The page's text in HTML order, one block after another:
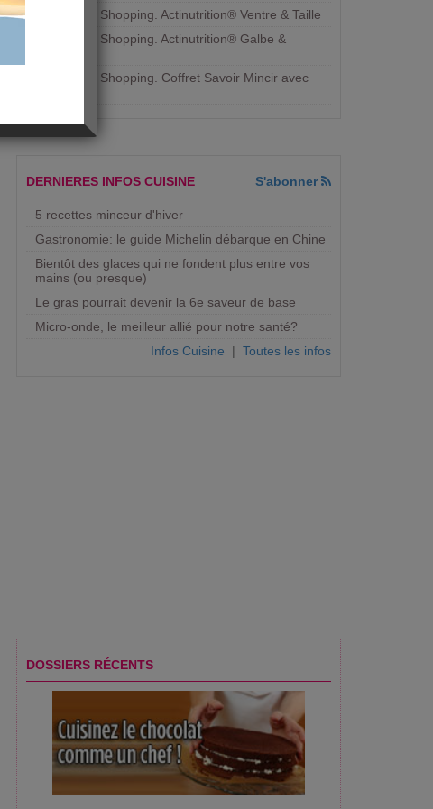
Aujourdhui Shopping. Actinutrition® Ventre & Taille
Aujourdhui Shopping. Actinutrition® Galbe &
Aujourdhui Shopping. ​Coffret Savoir Mincir avec
DERNIERES INFOS CUISINE S'abonner
5 recettes minceur d'hiver
Gastronomie: le guide Michelin débarque en Chine
Bientôt des glaces qui ne fondent plus entre vos
mains (ou presque)
Le gras pourrait devenir la 6e saveur de base
Micro-onde, le meilleur allié pour notre santé?
Infos Cuisine | Toutes les infos
DOSSIERS RÉCENTS